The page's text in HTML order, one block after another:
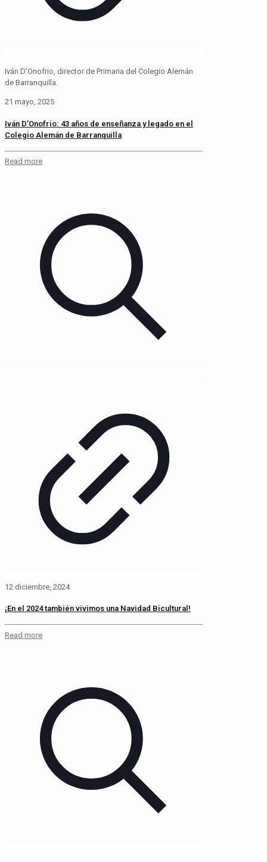
Iván D'Onofrio, director de Primaria del Colegio Alemán
de Barranquilla.
21 mayo, 2025
Iván D’Onofrio: 43 años de enseñanza y legado en el
Colegio Alemán de Barranquilla
Read more
12 diciembre, 2024
¡En el 2024 también vivimos una Navidad Bicultural!
Read more